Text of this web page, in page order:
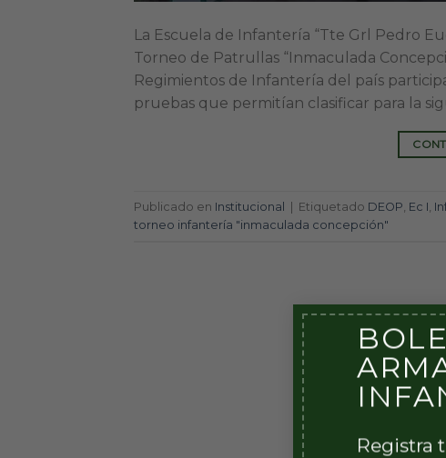
Registra
La Escuela de Infantería “Tte Grl Pedro
Torneo de Patrullas “Inmaculada
Regimientos de Infantería del país
pruebas que permitían clasificar para la
Publicado en Institucional | Etiquetado DEOP Ec I
torneo infantería "inmaculada concepción"